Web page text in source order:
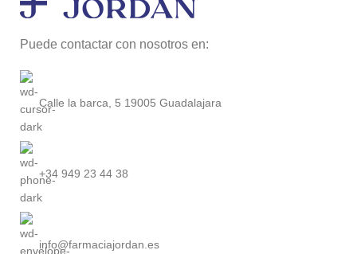
Puede contactar con nosotros en:
Calle la barca, 5 19005 Guadalajara
+34 949 23 44 38
info@farmaciajordan.es